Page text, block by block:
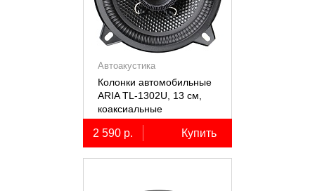
Автоакустика
Колонки автомобильные
ARIA TL-1302U, 13 см,
коаксиальные
двухполосные, 2 шт.
2 590 р. Купить